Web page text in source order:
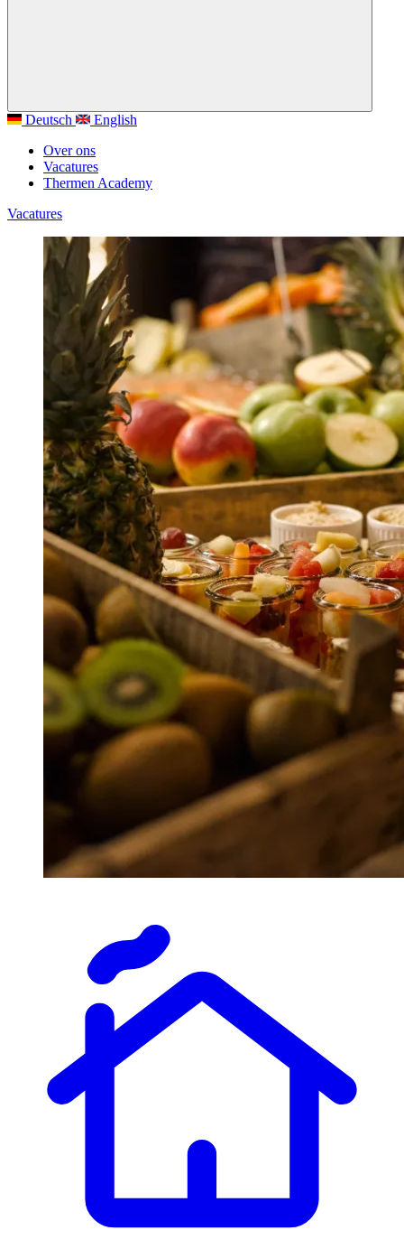
Deutsch
English
Over ons
Vacatures
Thermen Academy
Vacatures